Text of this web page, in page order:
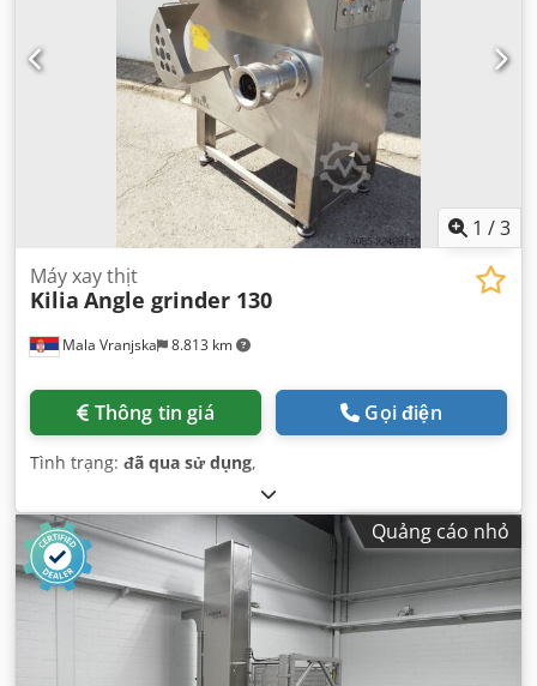
1 /3
Mala Vranjska 8.813 km
Máy xay thịt
Kilia Angle grinder 130
Thông tin giá Gọi điện
Tình trạng: đã qua sử dụng,
Quảng cáo nhỏ